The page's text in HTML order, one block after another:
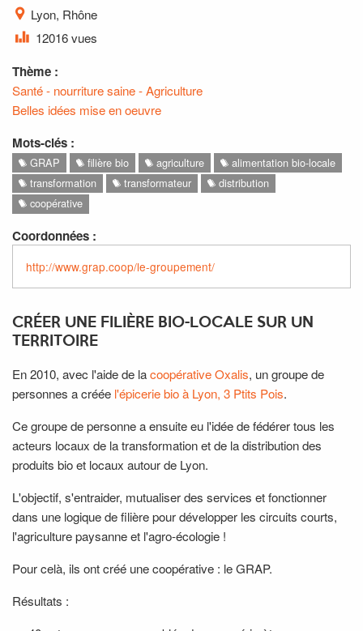
Lyon, Rhône
12016 vues
Thème :
Santé - nourriture saine - Agriculture
Belles idées mise en oeuvre
Mots-clés :
GRAP filière bio agriculture
alimentation bio-locale
transformation
transformateur
distribution
coopérative
Coordonnées :
http://www.grap.coop/le-groupement/
CRÉER UNE FILIÈRE BIO-LOCALE SUR UN
TERRITOIRE
En 2010, avec l'aide de lacoopérative Oxalis, un groupe de
personnes a créée l'épicerie bio à Lyon, 3 Ptits Pois.
Ce groupe de personne a ensuite eu l'idée de fédérer tous les
acteurs locaux de la transformation et de la distribution des
produits bio et locaux autour de Lyon.
L'objectif, s'entraider, mutualiser des services et fonctionner
dans une logique de filière pour développer les circuits courts,
l'agriculture paysanne et l'agro-écologie !
Pour celà, ils ont créé une coopérative : le GRAP.
Résultats :